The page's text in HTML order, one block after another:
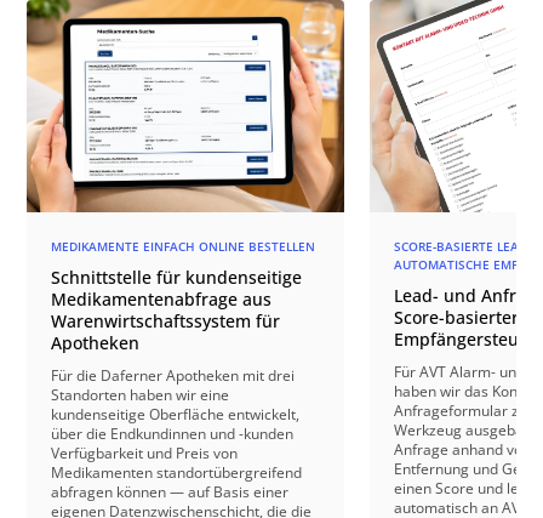
MEDIKAMENTE EINFACH ONLINE BESTELLEN
Schnittstelle für kundenseitige
Medikamentenabfrage aus
Warenwirtschaftssystem für
Apotheken
Für die Daferner Apotheken mit drei
Standorten haben wir eine
kundenseitige Oberfläche entwickelt,
über die Endkundinnen und -kunden
Verfügbarkeit und Preis von
Medikamenten standortübergreifend
abfragen können — auf Basis einer
eigenen Datenzwischenschicht, die die
SCORE-BASIERTE LEAD-
AUTOMATISCHE
Lead- und
Score-basierter
Für AVT Alarm- und
haben wir das
Anfrageformular zu
Werkzeug
Anfrage anhand von
Entfernung und
einen Score und
automatisch an AVT